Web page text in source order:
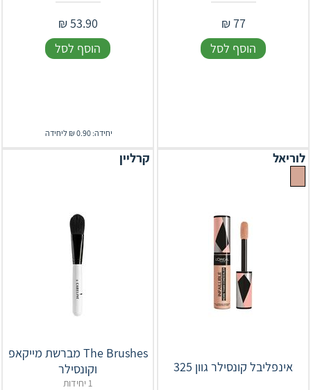
77
₪
הוסף לסל
53.90
₪
הוסף לסל
יחידה: 0.90 ₪ ליחידה
לוריאל קרליין
The Brushes מברשת מייקאפ
וקונסילר
1 יחידות